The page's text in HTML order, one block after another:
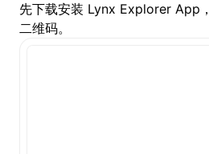
先下载安装 Lynx Explorer App
二维码。